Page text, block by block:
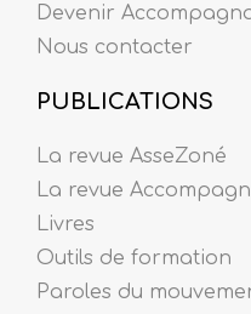
Devenir
Nous contacter
PUBLICATIONS
La revue AsseZoné
La revue
Livres
Outils de formation
Paroles du